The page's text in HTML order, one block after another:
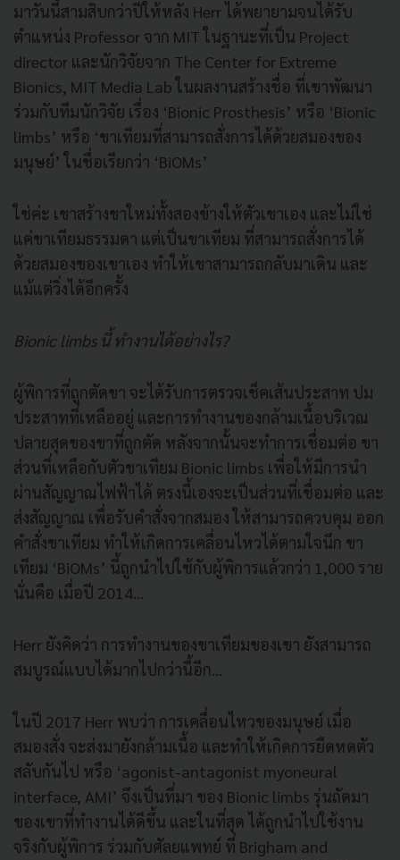
มาวันนี้สามสิบกว่าปีให้หลัง Herr ได้พยายามจนได้รับ
ตำแหน่ง Professor จาก MIT ในฐานะที่เป็น Project
director และนักวิจัยจาก The Center for Extreme
Bionics, MIT Media Lab ในผลงานสร้างชื่อ ที่เขาพัฒนา
ร่วมกับทีมนักวิจัย เรื่อง ‘Bionic Prosthesis’ หรือ ‘Bionic
limbs’ หรือ ‘ขาเทียมที่สามารถสั่งการได้ด้วยสมองของ
มนุษย์’ ในชื่อเรียกว่า ‘BiOMs’
ใช่ค่ะ เขาสร้างขาใหม่ทั้งสองข้างให้ตัวเขาเอง และไม่ใช่
แค่ขาเทียมธรรมดา แต่เป็นขาเทียม ที่สามารถสั่งการได้
ด้วยสมองของเขาเอง ทำให้เขาสามารถกลับมาเดิน และ
แม้แต่วิ่งได้อีกครั้ง
Bionic limbs นี้ ทำงานได้อย่างไร?
ผู้พิการที่ถูกตัดขา จะได้รับการตรวจเช็คเส้นประสาท ปม
ประสาทที่เหลืออยู่ และการทำงานของกล้ามเนื้อบริเวณ
ปลายสุดของขาที่ถูกตัด หลังจากนั้นจะทำการเชื่อมต่อ ขา
ส่วนที่เหลือกับตัวขาเทียม Bionic limbs เพื่อให้มีการนำ
ผ่านสัญญาณไฟฟ้าได้ ตรงนี้เองจะเป็นส่วนที่เชื่อมต่อ และ
ส่งสัญญาณ เพื่อรับคำสั่งจากสมอง ให้สามารถควบคุม ออก
คำสั่งขาเทียม ทำให้เกิดการเคลื่อนไหวได้ตามใจนึก ขา
เทียม ‘BiOMs’ นี้ถูกนำไปใช้กับผู้พิการแล้วกว่า 1,000 ราย
นั่นคือ เมื่อปี 2014...
Herr ยังคิดว่า การทำงานของขาเทียมของเขา ยังสามารถ
สมบูรณ์แบบได้มากไปกว่านี้อีก...
ในปี 2017 Herr พบว่า การเคลื่อนไหวของมนุษย์ เมื่อ
สมองสั่ง จะส่งมายังกล้ามเนื้อ และทำให้เกิดการยืดหดตัว
สลับกันไป หรือ ‘agonist-antagonist myoneural
interface, AMI’ จึงเป็นที่มา ของ Bionic limbs รุ่นถัดมา
ของเขาที่ทำงานได้ดีขึ้น และในที่สุด ได้ถูกนำไปใช้งาน
จริงกับผู้พิการ ร่วมกับศัลยแพทย์ ที่ Brigham and